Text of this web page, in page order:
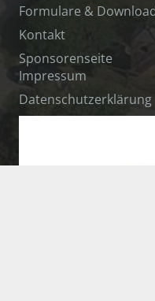
Formulare &
Kontakt
Sponsorenseite
Impressum
Datenschutzerklärung